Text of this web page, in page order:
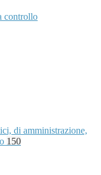
controllo
di amministrazione,
150